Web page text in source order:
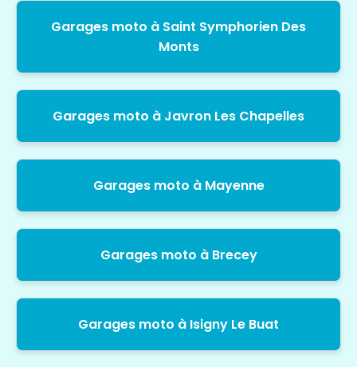
Garages moto à Saint Symphorien Des
Monts
Garages moto à Javron Les Chapelles
Garages moto à Mayenne
Garages moto à Brecey
Garages moto à Isigny Le Buat